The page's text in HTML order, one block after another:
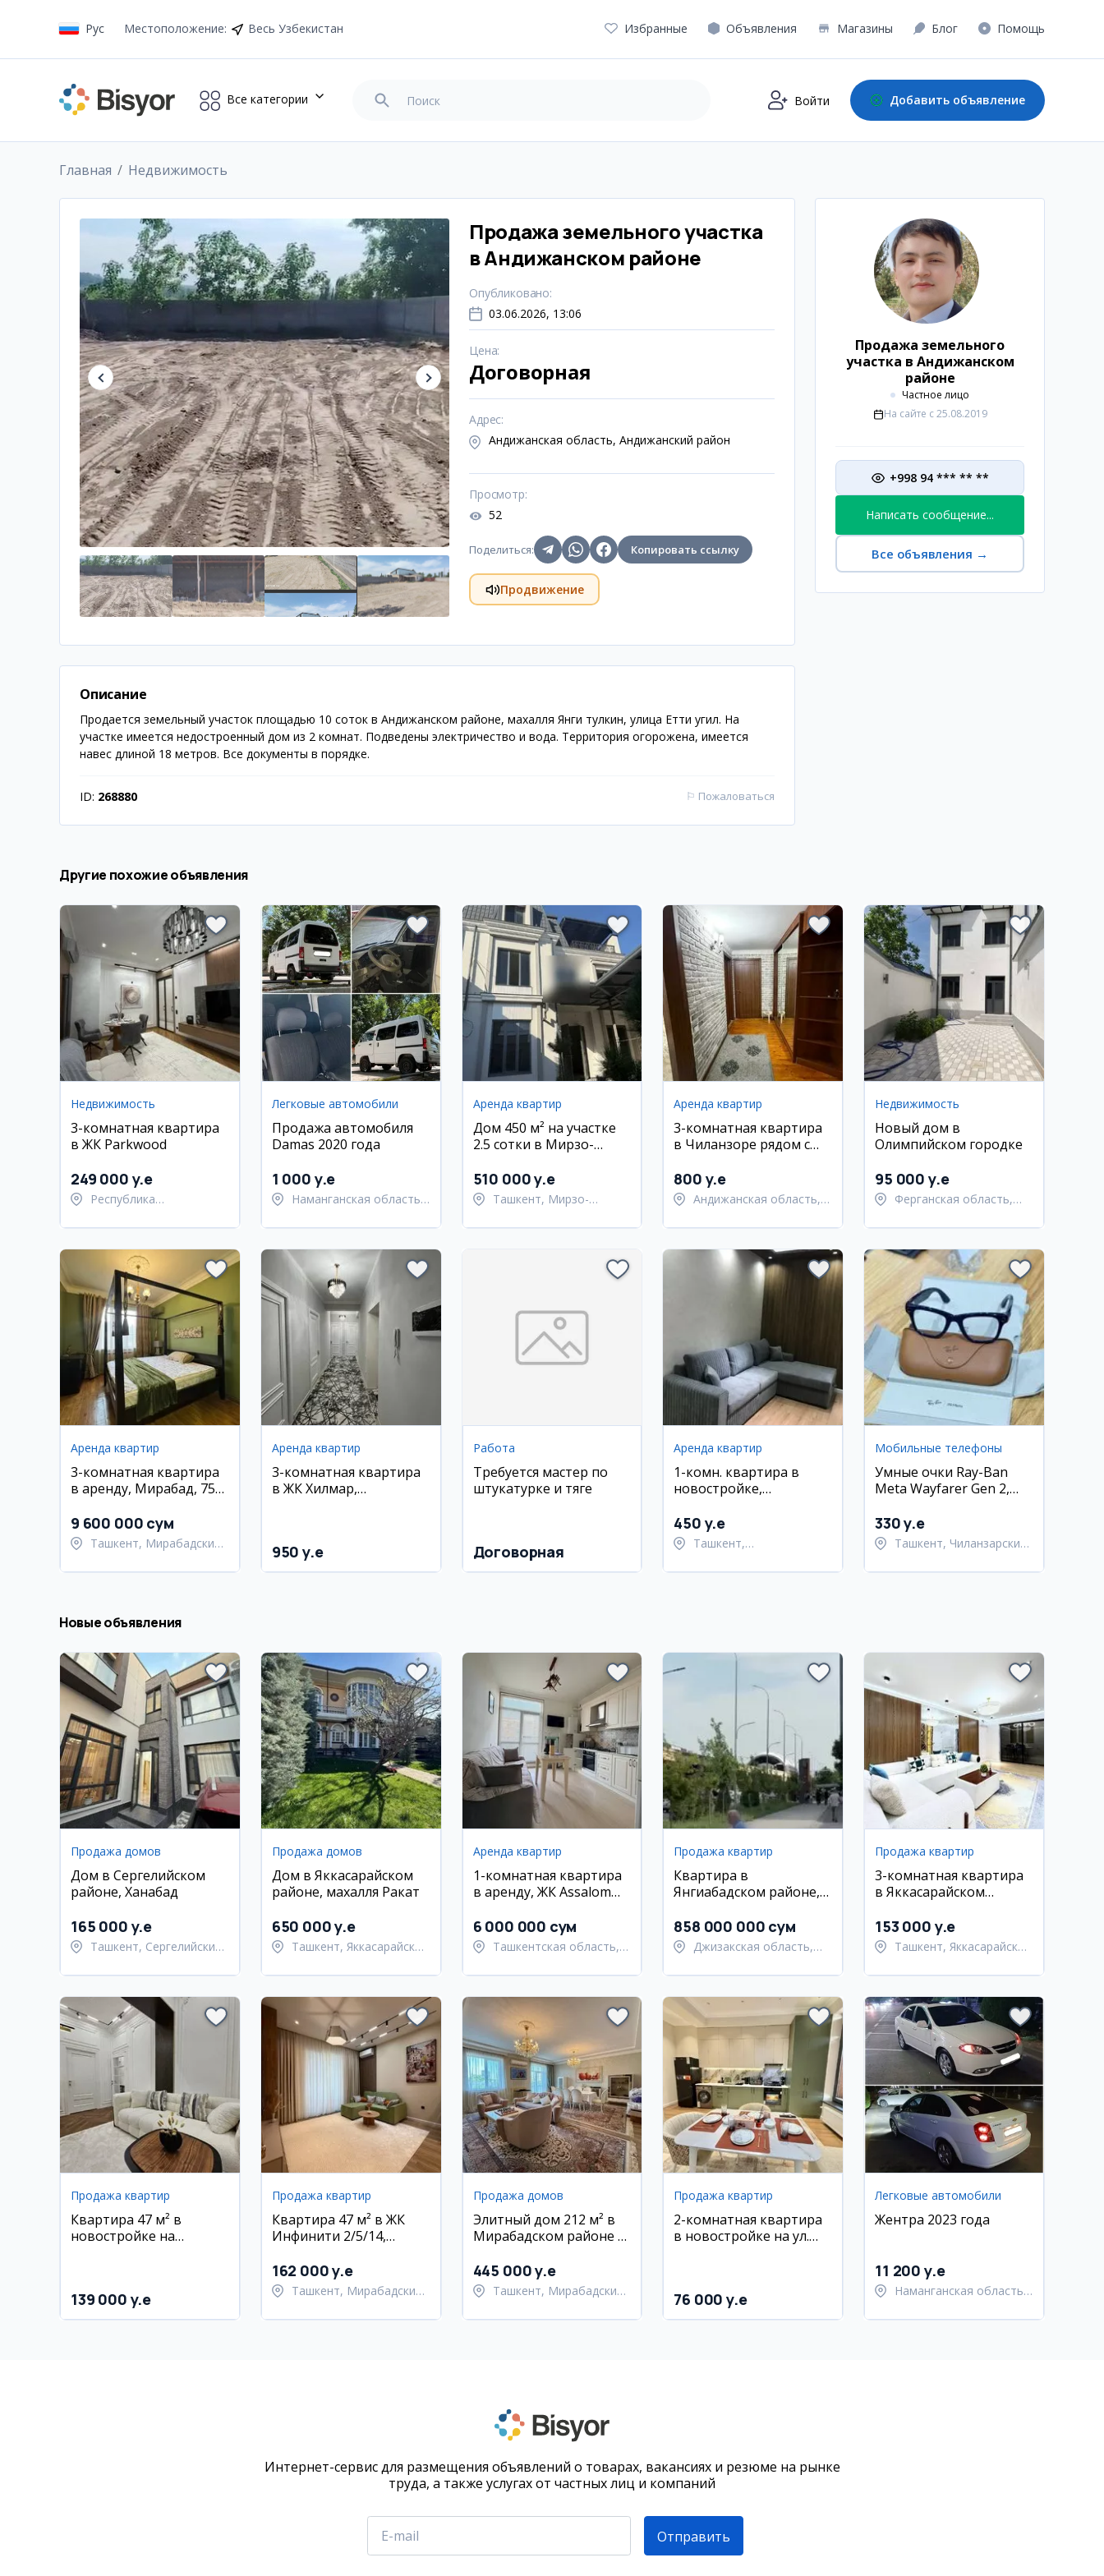
Рус Местоположение: Весь Узбекистан Избранные Объявления Магазины Блог Помощь
Все категории Войти Добавить объявление
Главная Недвижимость
Продажа земельного участка
в Андижанском районе
Опубликовано:
03.06.2026, 13:06
Цена:
Договорная
Адрес:
Андижанская область, Андижанский район
Просмотр:
52
Поделиться: Копировать ссылку
Продвижение
Описание
Продается земельный участок площадью 10 соток в Андижанском районе, махалля Янги тулкин, улица Етти угил. На
участке имеется недостроенный дом из 2 комнат. Подведены электричество и вода. Территория огорожена, имеется
навес длиной 18 метров. Все документы в порядке.
ID: 268880 ⚐ Пожаловаться
Продажа земельного
участка в Андижанском
районе
Частное лицо
На сайте с 25.08.2019
+998 94 *** ** **
Написать сообщение...
Все объявления →
Другие похожие объявления
Недвижимость
3-комнатная квартира
в ЖК Parkwood
249 000 y.e
Республика
Нукусский район
Легковые автомобили
Продажа автомобиля
Damas 2020 года
1 000 y.e
Наманганская область,
Аренда квартир
Дом 450 м² на участке
2.5 сотки в Мирзо-
510 000 y.e
Ташкент, Мирзо-
Аренда квартир
3-комнатная квартира
в Чиланзоре рядом с
800 y.e
Андижанская область,
Недвижимость
Новый дом в
Олимпийском городке
95 000 y.e
Ферганская область,
Аренда квартир
3-комнатная квартира
в аренду, Мирабад, 75
9 600 000 сум
Ташкент, Мирабадский
Аренда квартир
3-комнатная квартира
в ЖК Хилмар,
950 y.e
Работа
Требуется мастер по
штукатурке и тяге
Договорная
Аренда квартир
1-комн. квартира в
новостройке,
450 y.e
Ташкент,
Мобильные телефоны
Умные очки Ray-Ban
Meta Wayfarer Gen 2,
330 y.e
Ташкент, Чиланзарский
Новые объявления
Продажа домов
Дом в Сергелийском
районе, Ханабад
165 000 y.e
Ташкент, Сергелийский
Продажа домов
Дом в Яккасарайском
районе, махалля Ракат
650 000 y.e
Ташкент, Яккасарайский
Аренда квартир
1-комнатная квартира
в аренду, ЖК Assalom
6 000 000 сум
Ташкентская область,
Продажа квартир
Квартира в
Янгиабадском районе, 3
858 000 000 сум
Джизакская область,
Продажа квартир
3-комнатная квартира
в Яккасарайском
вторичное жилье
153 000 y.e
Ташкент, Яккасарайский
Продажа квартир
Квартира 47 м² в
новостройке на
139 000 y.e
Продажа квартир
Квартира 47 м² в ЖК
Инфинити 2/5/14,
дизайнерский ремонт,
мебель и техника
162 000 y.e
Ташкент, Мирабадский
Продажа домов
Элитный дом 212 м² в
Мирабадском районе с
445 000 y.e
Ташкент, Мирабадский
Продажа квартир
2-комнатная квартира
в новостройке на ул.
76 000 y.e
Легковые автомобили
Жентра 2023 года
11 200 y.e
Наманганская область,
Интернет-сервис для размещения объявлений о товарах, вакансиях и резюме на рынке
труда, а также услугах от частных лиц и компаний
Отправить